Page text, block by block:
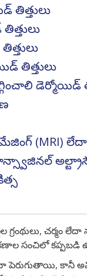
తిత్తులు
తిత్తులు
డెర్మోయిడ్
(MRI)
తైల గ్రంథులు,
కణాల సంచిలో
పెరుగుతాయి, కానీ